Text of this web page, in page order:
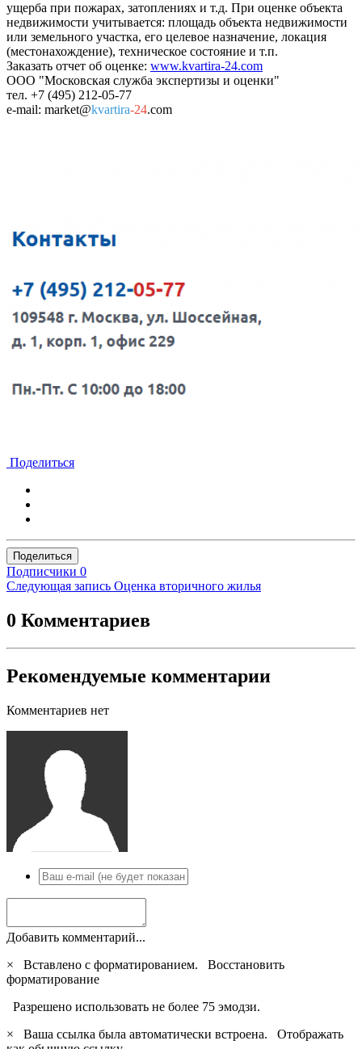
ущерба при пожарах, затоплениях и т.д. При оценке объекта
недвижимости учитывается: площадь объекта недвижимости
или земельного участка, его целевое назначение, локация
(местонахождение), техническое состояние и т.п.
Заказать отчет об оценке: www.kvartira-24.com
ООО "Московская служба экспертизы и оценки"
тел. +7 (495) 212-05-77
e-mail: market@kvartira-24.com
Поделиться
Поделиться
Подписчики 0
Следующая запись Оценка вторичного жилья
0 Комментариев
Рекомендуемые комментарии
Комментариев нет
Добавить комментарий...
×
Вставлено с форматированием. Восстановить
форматирование
Разрешено использовать не более 75 эмодзи.
×
Ваша ссылка была автоматически встроена. Отображать